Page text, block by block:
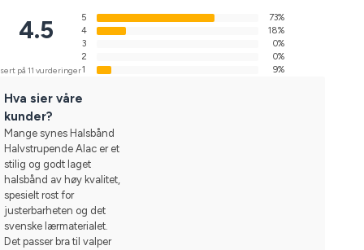
4.5
på 11 vurderinger
5
73%
4
18%
3
0%
2
0%
1
9%
Hva sier våre
kunder?
Mange synes Halsbånd
Halvstrupende Alac er et
stilig og godt laget
halsbånd av høy kvalitet,
spesielt rost for
justerbarheten og det
svenske lærmaterialet.
Det passer bra til valper